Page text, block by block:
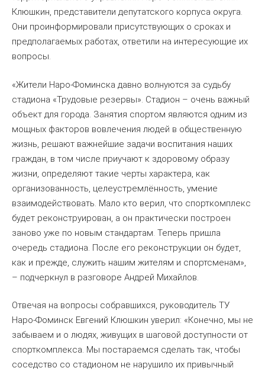
Клюшкин, представители депутатского корпуса округа.
Они проинформировали присутствующих о сроках и
предполагаемых работах, ответили на интересующие их
вопросы.
«Жители Наро-Фоминска давно волнуются за судьбу
стадиона «Трудовые резервы». Стадион – очень важный
объект для города. Занятия спортом являются одним из
мощных факторов вовлечения людей в общественную
жизнь, решают важнейшие задачи воспитания наших
граждан, в том числе приучают к здоровому образу
жизни, определяют такие черты характера, как
организованность, целеустремлённость, умение
взаимодействовать. Мало кто верил, что спорткомплекс
будет реконструирован, а он практически построен
заново уже по новым стандартам. Теперь пришла
очередь стадиона. После его реконструкции он будет,
как и прежде, служить нашим жителям и спортсменам»,
– подчеркнул в разговоре Андрей Михайлов.
Отвечая на вопросы собравшихся, руководитель ТУ
Наро-Фоминск Евгений Клюшкин уверил: «Конечно, мы не
забываем и о людях, живущих в шаговой доступности от
спорткомплекса. Мы постараемся сделать так, чтобы
соседство со стадионом не нарушило их привычный